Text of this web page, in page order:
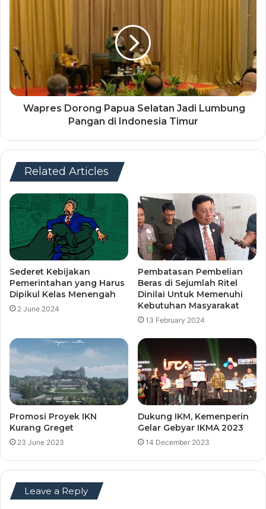
Wapres Dorong Papua Selatan Jadi Lumbung
Pangan di Indonesia Timur
Related Articles
Sederet Kebijakan
Pemerintahan yang Harus
Dipikul Kelas Menengah
2 June 2024
Pembatasan Pembelian
Beras di Sejumlah Ritel
Dinilai Untuk Memenuhi
Kebutuhan Masyarakat
13 February 2024
Promosi Proyek IKN
Kurang Greget
23 June 2023
Dukung IKM, Kemenperin
Gelar Gebyar IKMA 2023
14 December 2023
Leave a Reply